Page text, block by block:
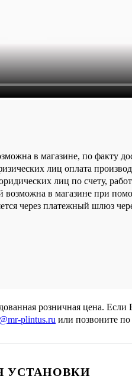
в магазине, по факту
лиц оплата
лиц по счету,
возможна в магазине при
через платежный шлюз
розничная цена.
plintus.ru или позвоните
УСТАНОВКИ